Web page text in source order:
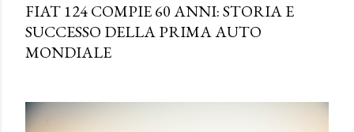
FIAT 124 COMPIE 60 ANNI: STORIA E
SUCCESSO DELLA PRIMA AUTO
MONDIALE